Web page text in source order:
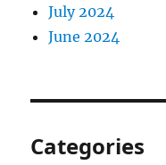
July 2024
June 2024
Categories